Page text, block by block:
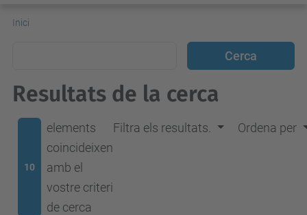
Inici
Resultats de la cerca
10
elements
coincideixen
amb el
vostre criteri
de cerca
Filtra els resultats. Ordena per